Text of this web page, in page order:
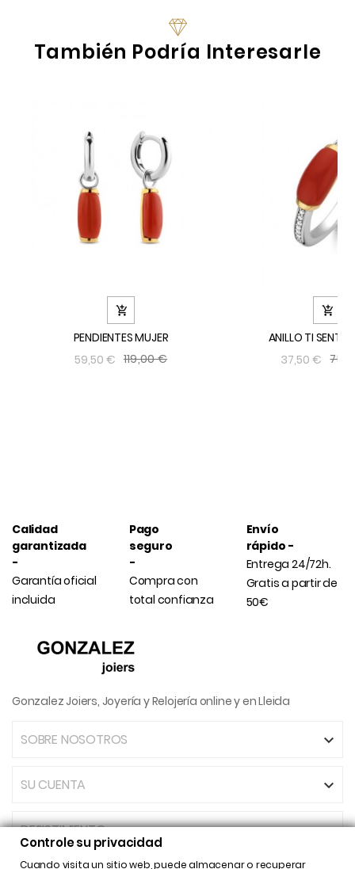
También Podría Interesarle

PENDIENTES MUJER
59,50 € 119,00 €

ANILLO TI SENTO
37,50 €
Calidad
garantizada
-
Garantía oficial
incluida
Pago
seguro
-
Compra con
total confianza
Envío
rápido -
Entrega 24/72h.
Gratis a partir de
50€
Gonzalez Joiers, Joyería y Relojería online y en Lleida
SOBRE NOSOTROS 
SU CUENTA 
DESISTIMIENTO
Controle su privacidad
Cuando visita un sitio web, puede almacenar o recuperar